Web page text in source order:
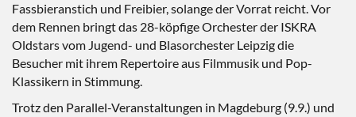
Fassbieranstich und Freibier, solange der Vorrat reicht. Vor
dem Rennen bringt das 28-köpfige Orchester der ISKRA
Oldstars vom Jugend- und Blasorchester Leipzig die
Besucher mit ihrem Repertoire aus Filmmusik und Pop-
Klassikern in Stimmung.
Trotz den Parallel-Veranstaltungen in Magdeburg (9.9.) und